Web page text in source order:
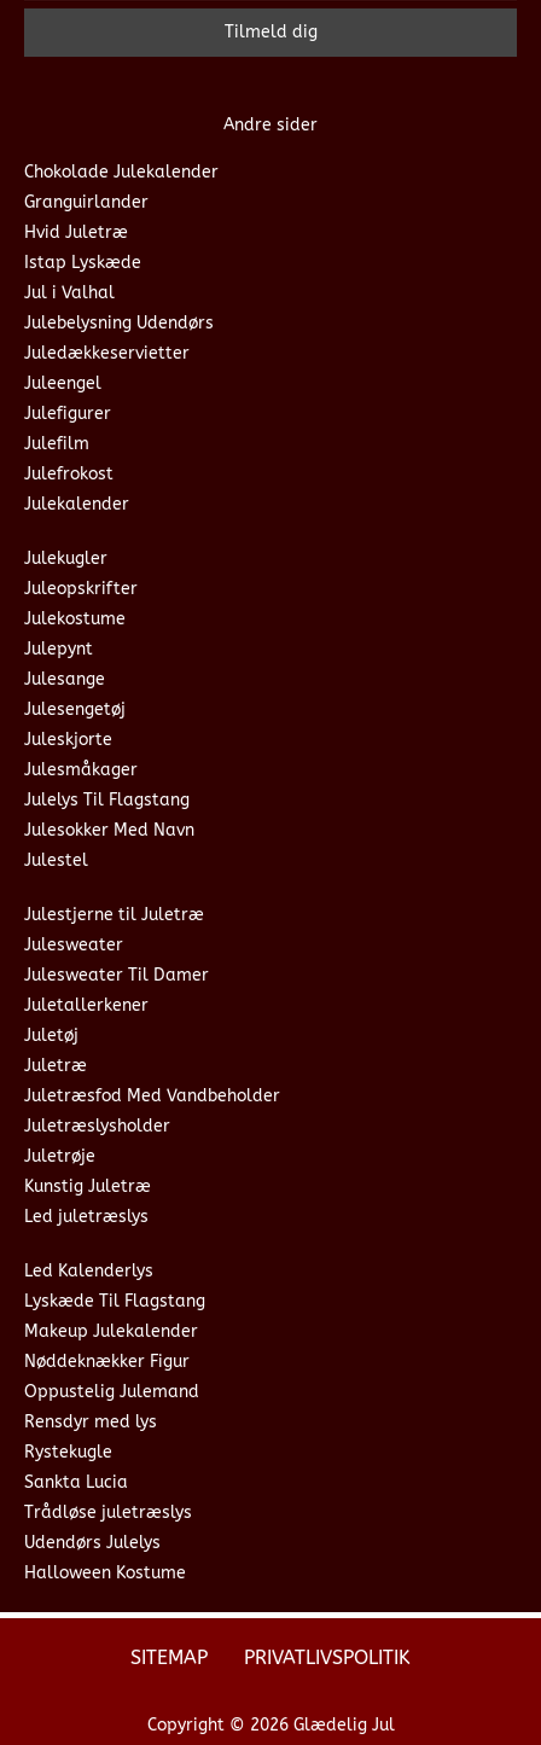
Andre sider
Chokolade Julekalender
Granguirlander
Hvid Juletræ
Istap Lyskæde
Jul i Valhal
Julebelysning Udendørs
Juledækkeservietter
Juleengel
Julefigurer
Julefilm
Julefrokost
Julekalender
Julekugler
Juleopskrifter
Julekostume
Julepynt
Julesange
Julesengetøj
Juleskjorte
Julesmåkager
Julelys Til Flagstang
Julesokker Med Navn
Julestel
Julestjerne til Juletræ
Julesweater
Julesweater Til Damer
Juletallerkener
Juletøj
Juletræ
Juletræsfod Med Vandbeholder
Juletræslysholder
Juletrøje
Kunstig Juletræ
Led juletræslys
Led Kalenderlys
Lyskæde Til Flagstang
Makeup Julekalender
Nøddeknækker Figur
Oppustelig Julemand
Rensdyr med lys
Rystekugle
Sankta Lucia
Trådløse juletræslys
Udendørs Julelys
Halloween Kostume
SITEMAP PRIVATLIVSPOLITIK
Copyright © 2026 Glædelig Jul